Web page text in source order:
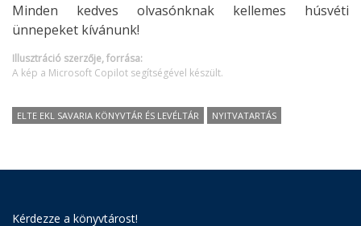
Minden kedves olvasónknak kellemes húsvéti
ünnepeket kívánunk!
Illusztráció szerzője, forrása:
A kép a Microsoft Copilot segítségével készült.
ELTE EKL SAVARIA KÖNYVTÁR ÉS LEVÉLTÁR NYITVATARTÁS
Kérdezze a könyvtárost!